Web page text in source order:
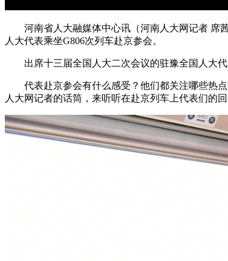
河南省人大融媒体中心讯（河南人大网记者 席茜
人大代表乘坐G806次列车赴京参会。
出席十三届全国人大二次会议的驻豫全国人大代
代表赴京参会有什么感受？他们都关注哪些热点
人大网记者的话筒，来听听在赴京列车上代表们的回